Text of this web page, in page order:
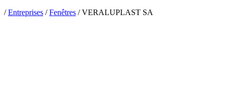
/ Entreprises / Fenêtres /VERALUPLAST SA